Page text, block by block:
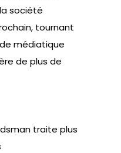
société
tournant
médiatique
de plus de
traite plus